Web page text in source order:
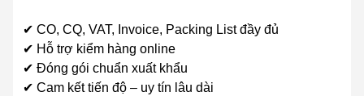
✔ CO, CQ, VAT, Invoice, Packing List đầy đủ
✔ Hỗ trợ kiểm hàng online
✔ Đóng gói chuẩn xuất khẩu
✔ Cam kết tiến độ – uy tín lâu dài